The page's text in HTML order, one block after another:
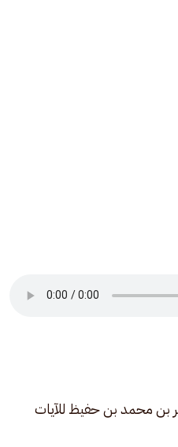
بن محمد بن حفيظ للآيات